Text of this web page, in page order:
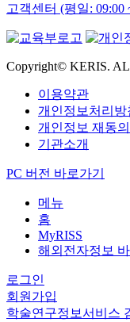
고객센터 (평일: 09:00
Copyright© KERIS.
이용약관
개인정보처리방
개인정보 재동의
기관소개
PC 버전 바로가기
메뉴
홈
MyRISS
해외전자정보 바
로그인
회원가입
학술연구정보서비스